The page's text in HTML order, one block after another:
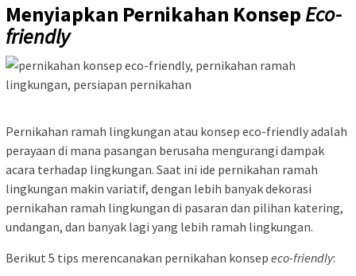
Menyiapkan Pernikahan KonsepEco-
friendly
Pernikahan ramah lingkungan atau konsep eco-friendly adalah
perayaan di mana pasangan berusaha mengurangi dampak
acara terhadap lingkungan. Saat ini ide pernikahan ramah
lingkungan makin variatif, dengan lebih banyak dekorasi
pernikahan ramah lingkungan di pasaran dan pilihan katering,
undangan, dan banyak lagi yang lebih ramah lingkungan.
Berikut 5 tips merencanakan pernikahan konsep eco-friendly: